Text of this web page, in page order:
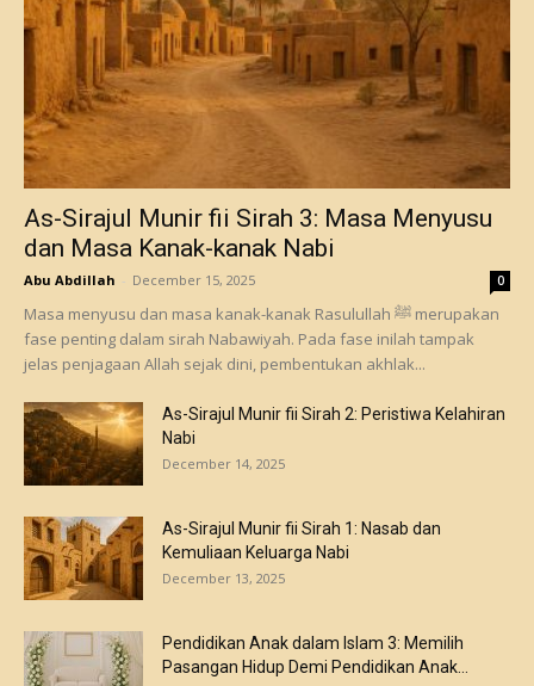
As-Sirajul Munir fii Sirah 3: Masa Menyusu
dan Masa Kanak-kanak Nabi
Abu Abdillah - December 15, 2025 0
Masa menyusu dan masa kanak-kanak Rasulullah ﷺ merupakan
fase penting dalam sirah Nabawiyah. Pada fase inilah tampak
jelas penjagaan Allah sejak dini, pembentukan akhlak...
As-Sirajul Munir fii Sirah 2: Peristiwa Kelahiran
Nabi
December 14, 2025
As-Sirajul Munir fii Sirah 1: Nasab dan
Kemuliaan Keluarga Nabi
December 13, 2025
Pendidikan Anak dalam Islam 3: Memilih
Pasangan Hidup Demi Pendidikan Anak...